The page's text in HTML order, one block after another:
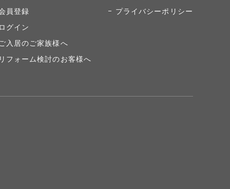
員登録
グイン
入居のご家族様へ
フォーム検討のお客様へ
プライバシーポリシー